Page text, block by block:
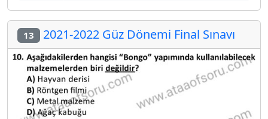
13 2021-2022 Güz Dönemi Final Sınavı